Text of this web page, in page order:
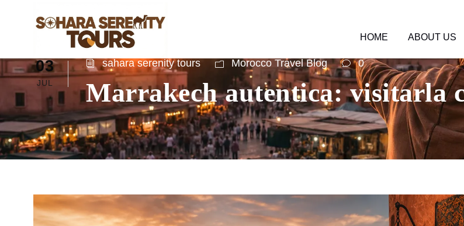
HOME ABOUT US
03
JUL
sahara serenity tours Morocco Travel Blog 0
Marrakech autentica: visitarla